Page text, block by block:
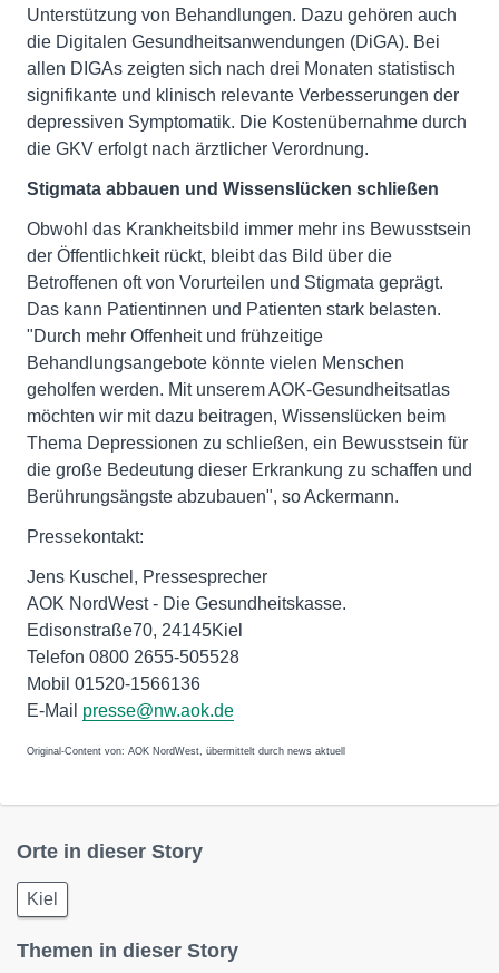
Unterstützung von Behandlungen. Dazu gehören auch
die Digitalen Gesundheitsanwendungen (DiGA). Bei
allen DIGAs zeigten sich nach drei Monaten statistisch
signifikante und klinisch relevante Verbesserungen der
depressiven Symptomatik. Die Kostenübernahme durch
die GKV erfolgt nach ärztlicher Verordnung.
Stigmata abbauen und Wissenslücken schließen
Obwohl das Krankheitsbild immer mehr ins Bewusstsein
der Öffentlichkeit rückt, bleibt das Bild über die
Betroffenen oft von Vorurteilen und Stigmata geprägt.
Das kann Patientinnen und Patienten stark belasten.
"Durch mehr Offenheit und frühzeitige
Behandlungsangebote könnte vielen Menschen
geholfen werden. Mit unserem AOK-Gesundheitsatlas
möchten wir mit dazu beitragen, Wissenslücken beim
Thema Depressionen zu schließen, ein Bewusstsein für
die große Bedeutung dieser Erkrankung zu schaffen und
Berührungsängste abzubauen", so Ackermann.
Pressekontakt:
Jens Kuschel, Pressesprecher
AOK NordWest - Die Gesundheitskasse.
Edisonstraße70, 24145Kiel
Telefon 0800 2655-505528
Mobil 01520-1566136
E-Mail presse@nw.aok.de
Original-Content von: AOK NordWest, übermittelt durch news aktuell
Orte in dieser Story
Kiel
Themen in dieser Story